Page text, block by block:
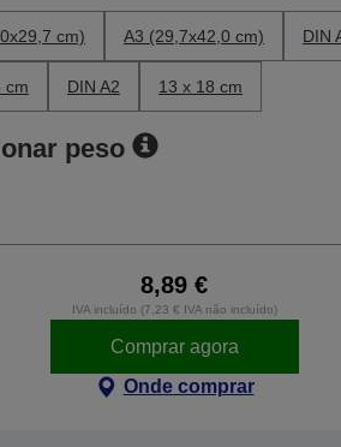
cm) A3 (29,7x42,0 cm) DIN
cm DIN A2 13 x 18 cm
peso
8,89 €
IVA incluído (7,23 € IVA não incluído)
Comprar agora
Onde comprar